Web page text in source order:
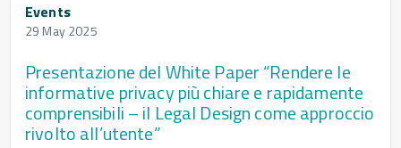
Events
29 May 2025
Presentazione del White Paper “Rendere le
informative privacy più chiare e rapidamente
comprensibili – il Legal Design come approccio
rivolto all’utente”